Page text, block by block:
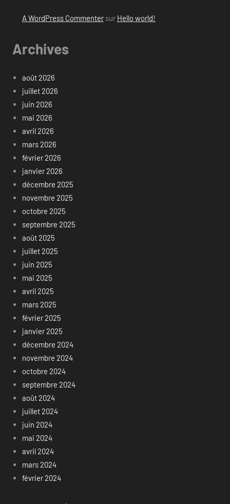
A WordPress Commentersur Hello world!
Archives
août 2026
juillet 2026
juin 2026
mai 2026
avril 2026
mars 2026
février 2026
janvier 2026
décembre 2025
novembre 2025
octobre 2025
septembre 2025
août 2025
juillet 2025
juin 2025
mai 2025
avril 2025
mars 2025
février 2025
janvier 2025
décembre 2024
novembre 2024
octobre 2024
septembre 2024
août 2024
juillet 2024
juin 2024
mai 2024
avril 2024
mars 2024
février 2024